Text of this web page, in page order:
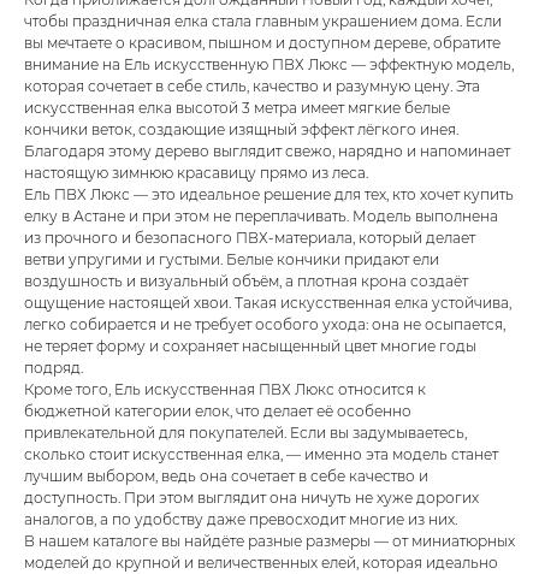
чтобы праздничная елка стала главным украшением дома. Если
вы мечтаете о красивом, пышном и доступном дереве, обратите
внимание на Ель искусственную ПВХ Люкс — эффектную модель,
которая сочетает в себе стиль, качество и разумную цену. Эта
искусственная елка высотой 3 метра имеет мягкие белые
кончики веток, создающие изящный эффект лёгкого инея.
Благодаря этому дерево выглядит свежо, нарядно и напоминает
настоящую зимнюю красавицу прямо из леса.
Ель ПВХ Люкс — это идеальное решение для тех, кто хочет купить
елку в Астане и при этом не переплачивать. Модель выполнена
из прочного и безопасного ПВХ-материала, который делает
ветви упругими и густыми. Белые кончики придают ели
воздушность и визуальный объём, а плотная крона создаёт
ощущение настоящей хвои. Такая искусственная елка устойчива,
легко собирается и не требует особого ухода: она не осыпается,
не теряет форму и сохраняет насыщенный цвет многие годы
подряд.
Кроме того, Ель искусственная ПВХ Люкс относится к
бюджетной категории елок, что делает её особенно
привлекательной для покупателей. Если вы задумываетесь,
сколько стоит искусственная елка, — именно эта модель станет
лучшим выбором, ведь она сочетает в себе качество и
доступность. При этом выглядит она ничуть не хуже дорогих
аналогов, а по удобству даже превосходит многие из них.
В нашем каталоге вы найдёте разные размеры — от миниатюрных
моделей до крупной и величественных елей, которая идеально